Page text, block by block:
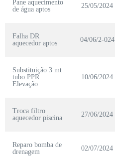
Pane aquecimento
de água aptos
25/05/2024
Falha DR
aquecedor aptos
04/06/2-024
Substituição 3 mt
tubo PPR
Elevação
10/06/2024
Troca filtro
aquecedor piscina
27/06/2024
Reparo bomba de
drenagem
02/07/2024